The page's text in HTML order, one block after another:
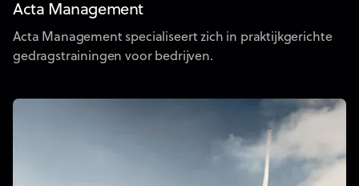
Acta Management
Acta Management specialiseert zich in praktijkgerichte
gedragstrainingen voor bedrijven.